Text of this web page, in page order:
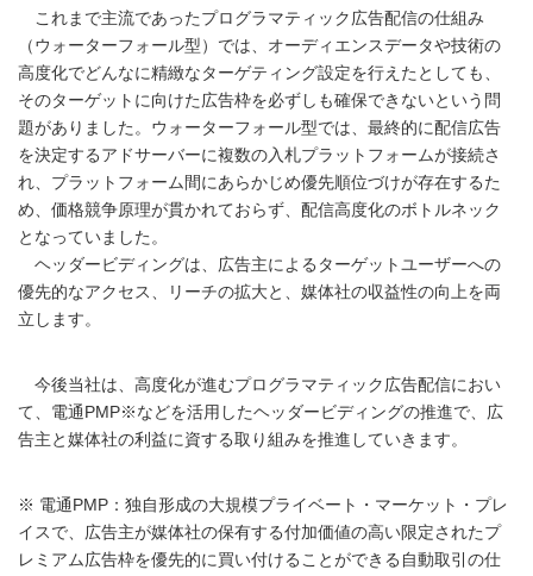
これまで主流であったプログラマティック広告配信の仕組み
（ウォーターフォール型）では、オーディエンスデータや技術の
高度化でどんなに精緻なターゲティング設定を行えたとしても、
そのターゲットに向けた広告枠を必ずしも確保できないという問
題がありました。ウォーターフォール型では、最終的に配信広告
を決定するアドサーバーに複数の入札プラットフォームが接続さ
れ、プラットフォーム間にあらかじめ優先順位づけが存在するた
め、価格競争原理が貫かれておらず、配信高度化のボトルネック
となっていました。
ヘッダービディングは、広告主によるターゲットユーザーへの
優先的なアクセス、リーチの拡大と、媒体社の収益性の向上を両
立します。
今後当社は、高度化が進むプログラマティック広告配信におい
て、電通PMP※などを活用したヘッダービディングの推進で、広
告主と媒体社の利益に資する取り組みを推進していきます。
※ 電通PMP：独自形成の大規模プライベート・マーケット・プレ
イスで、広告主が媒体社の保有する付加価値の高い限定されたプ
レミアム広告枠を優先的に買い付けることができる自動取引の仕